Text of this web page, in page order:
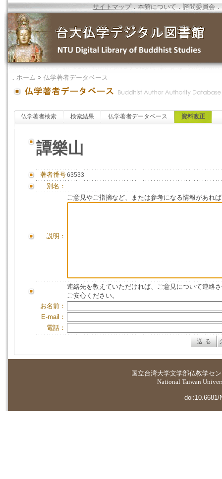
サイトマップ．本館について ．諮問委員会 ．
． ホーム > 仏学著者データベース
仏学著者検索 検索結果 仏学著者データベース 資料改正
譚樂山
著者番号63533
別名：
説明：
ご意見やご指摘など、または参考になる情報があれ
連絡先を教えていただければ、ご意見について連絡
ご安心ください。
お名前：
E-mail：
電話：
国立台湾大学文学部仏教学セ
National Taiwan
doi:10.6681/